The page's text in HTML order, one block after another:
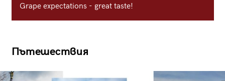
Grape expectations - great taste!
Пътешествия